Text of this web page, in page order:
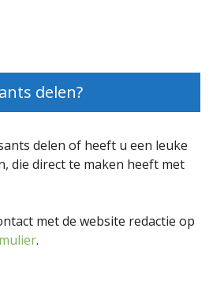
delen?
delen of heeft u een leuke
die direct te maken heeft met
met de website redactie op
.